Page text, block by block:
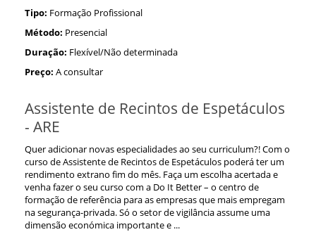
Tipo: Formação Profissional
Método: Presencial
Duração: Flexível/Não determinada
Preço: A consultar
Assistente de Recintos de Espetáculos
- ARE
Quer adicionar novas especialidades ao seu curriculum?! Com o
curso de Assistente de Recintos de Espetáculos poderá ter um
rendimento extrano fim do mês. Faça um escolha acertada e
venha fazer o seu curso com a Do It Better – o centro de
formação de referência para as empresas que mais empregam
na segurança-privada. Só o setor de vigilância assume uma
dimensão económica importante e ...